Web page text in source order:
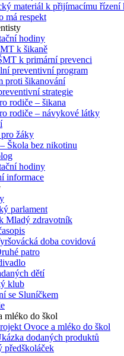
materiál k přijímacímu řízení
má respekt
hodiny
k šikaně
k primární prevenci
preventivní program
proti šikanování
strategie
rodiče – šikana
rodiče – návykové látky
žáky
Škola bez nikotinu
hodiny
informace
parlament
Mladý zdravotník
doba covidová
patro
dětí
klub
se Sluníčkem
mléko do škol
Ovoce a mléko do škol
dodaných produktů
předškoláček